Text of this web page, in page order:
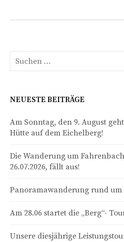
Suchen
nach:
NEUESTE BEITRÄGE
Am Sonntag, den 9. August
Hütte auf dem Eichelberg!
Die Wanderung um
26.07.2026, fällt aus!
Panoramawanderung rund um
Am 28.06 startet die „Berg“-
Unsere diesjährige